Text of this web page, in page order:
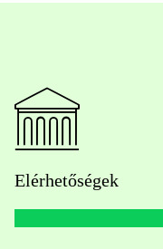
Elérhetőségek